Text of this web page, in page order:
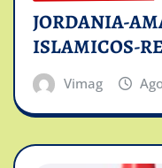
JORDANIA-
ISLAMICOS-
Vimag